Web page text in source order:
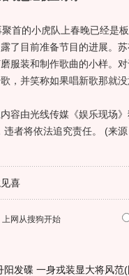
的小虎队上春晚已经是板
露了目前准备节目的进展。
服装和制作歌曲的小样。
，并笑称如果唱新歌那就没
由光线传媒《娱乐现场》
违者将依法追究责任。 (来
喜
上网从搜狗开始
阳发碟 一身戎装显大将风范